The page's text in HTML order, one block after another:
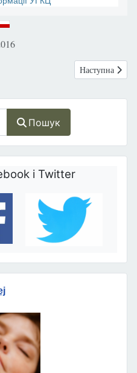
Пошук
і Twitter
протестують проти спроб
Наступна
Наступна